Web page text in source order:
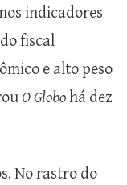
indicadores
fiscal
e alto peso
O Globohá dez
No rastro do